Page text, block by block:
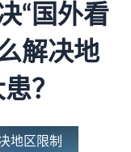
“国外看
解决地
？
地区限制